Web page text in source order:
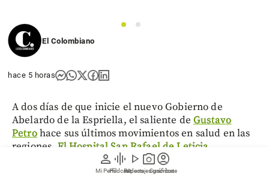
person
Mi Perfil
graphic_eq
Pódcast
play_arrow
Videos
photo_camera
Reportajes gráficos
account_circle
Suscríbete
1
2
El Colombiano
hace 5 horas
A dos días de que inicie el nuevo Gobierno de
Abelardo de la Espriella, el saliente deGustavo
Petrohace sus últimos movimientos en salud en las
regiones. El Hospital San Rafael de Leticia
que está bajo intervención y es
administrado por la Superintendencia de Salud,